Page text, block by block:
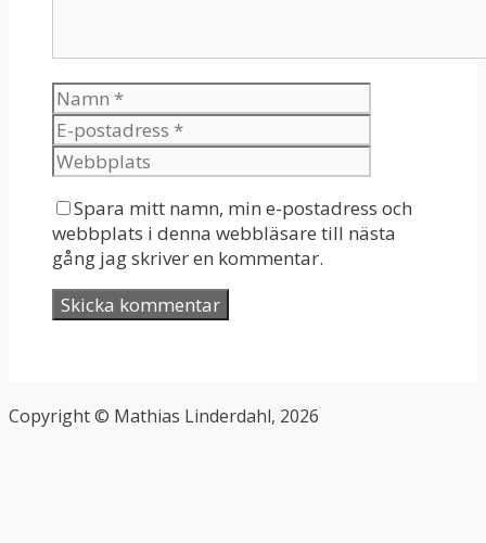
Spara mitt namn, min e-postadress och
webbplats i denna webbläsare till nästa
gång jag skriver en kommentar.
Copyright © Mathias Linderdahl, 2026